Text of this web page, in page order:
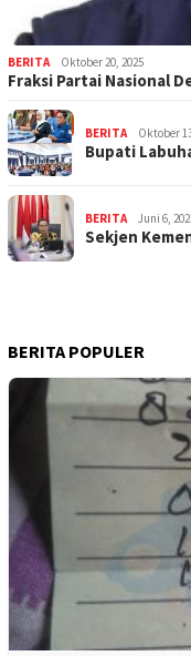
BERITA Oktober 20, 2025
Fraksi Partai Nasional
BERITA Oktober
Bupati
BERITA Juni 6,
Sekjen
BERITA POPULER